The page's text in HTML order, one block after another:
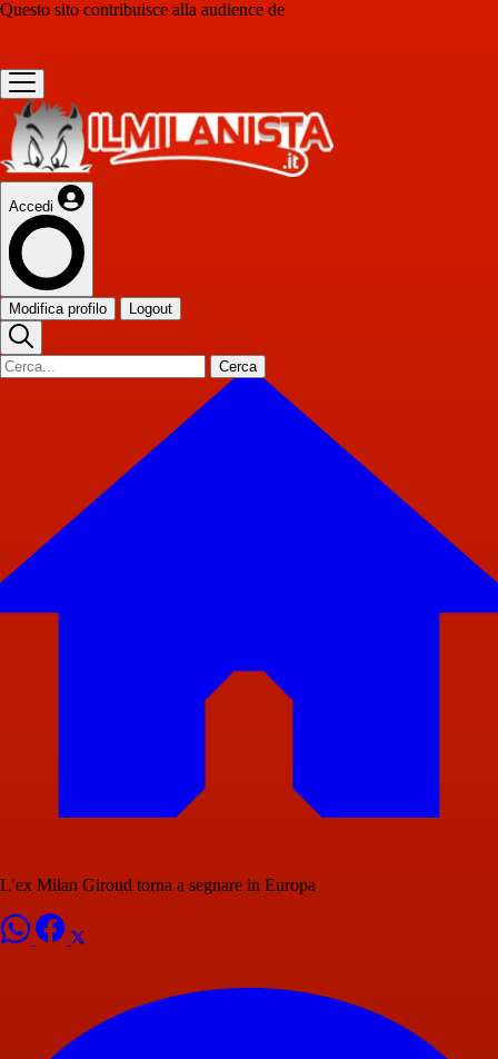
Questo sito contribuisce alla audience de
Accedi
Modifica profilo Logout
Cerca
L’ex Milan Giroud torna a segnare in Europa